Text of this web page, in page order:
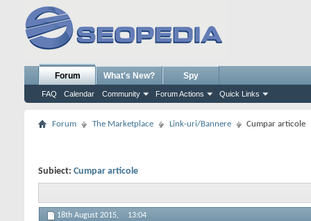
Forum
FAQ Calendar Community Forum Actions Quick Links
What's New? Spy
Forum The Marketplace Link-uri/Bannere Cumpar articole
Subiect: Cumpar articole
18th August 2015, 13:04